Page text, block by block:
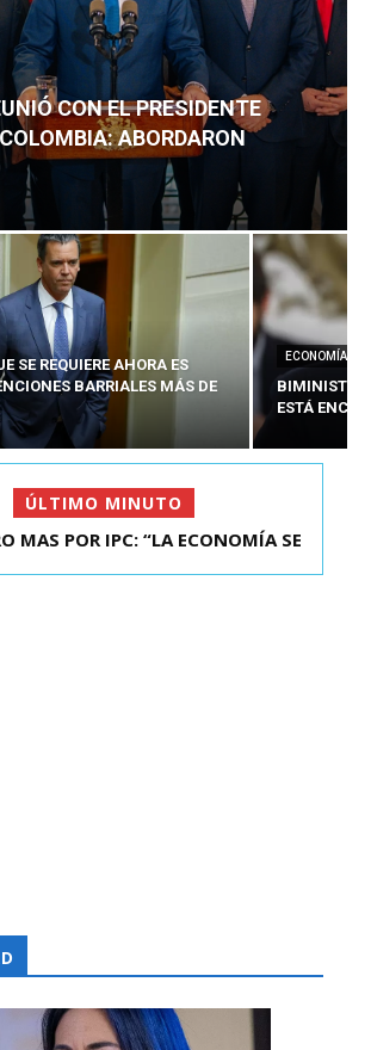
CON EL PRESIDENTE
ABORDARON
SE REQUIERE AHORA ES
BARRIALES MÁS DE
ECONOMÍA
BIMINISTRO
ESTÁ
ÚLTIMO MINUTO
CON EL PRESIDENTE ELECTO DE